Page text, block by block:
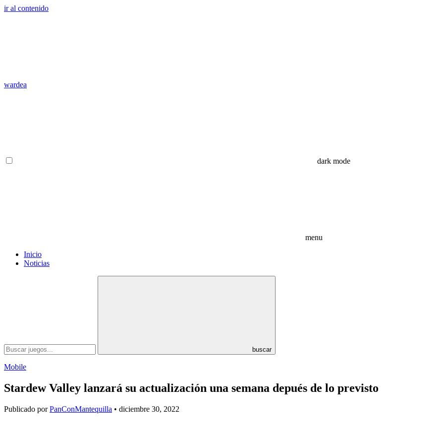
ir al contenido
wardea
dark mode
menu
Inicio
Noticias
buscar
Mobile
Stardew Valley lanzará su actualización una semana depués de lo previsto
Publicado porPanConMantequilla • diciembre 30, 2022